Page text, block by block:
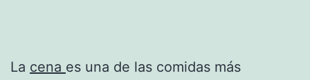
La cena es una de las comidas más